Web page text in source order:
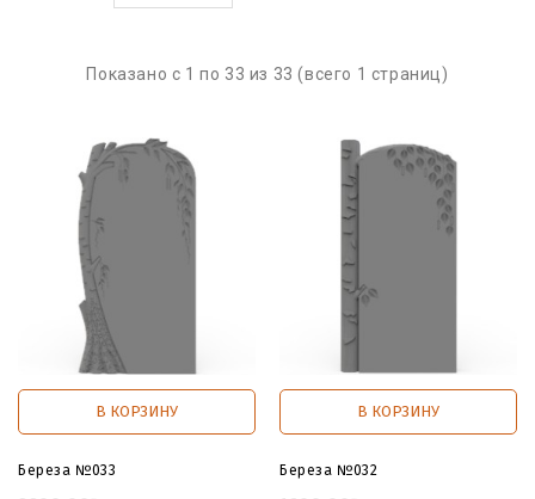
Показано с 1 по 33 из 33 (всего 1 страниц)
В КОРЗИНУ
Береза №033
В КОРЗИНУ
Береза №032